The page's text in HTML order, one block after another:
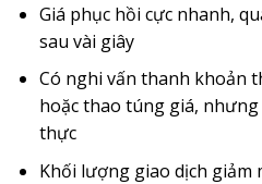
Giá phục hồi cực nhanh,
sau vài giây
Có nghi vấn thanh khoản
hoặc thao túng giá,
thực
Khối lượng giao dịch giảm